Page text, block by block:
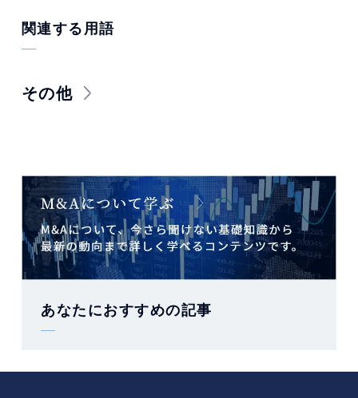
関連する用語
その他
あなたにおすすめの記事